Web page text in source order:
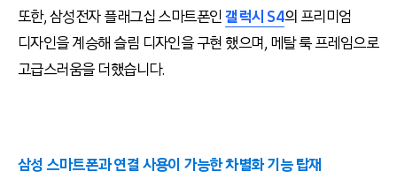
또한, 삼성전자 플래그십 스마트폰인갤럭시 S4의 프리미엄
디자인을 계승해 슬림 디자인을 구현 했으며, 메탈 룩 프레임으로
고급스러움을 더했습니다.
삼성 스마트폰과 연결 사용이 가능한 차별화 기능 탑재